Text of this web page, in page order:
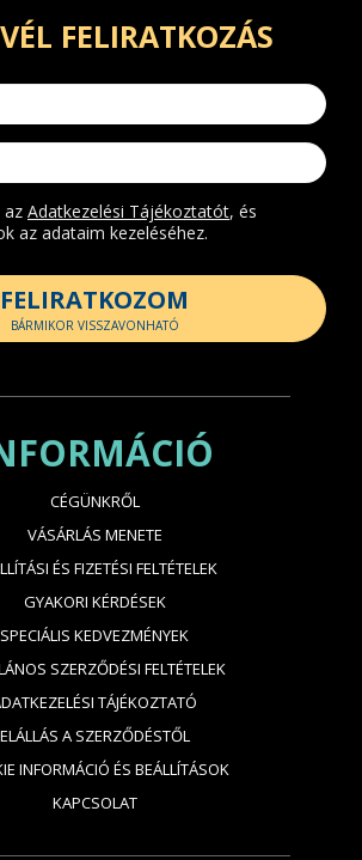
FELIRATKOZÁS
az Adatkezelési Tájékoztatót, és
az adataim kezeléséhez.
FELIRATKOZOM
BÁRMIKOR VISSZAVONHATÓ
CÉGÜNKRŐL
VÁSÁRLÁS MENETE
ÉS FIZETÉSI FELTÉTELEK
GYAKORI KÉRDÉSEK
SPECIÁLIS KEDVEZMÉNYEK
SZERZŐDÉSI FELTÉTELEK
TÁJÉKOZTATÓ
ELÁLLÁS A SZERZŐDÉSTŐL
INFORMÁCIÓ ÉS BEÁLLÍTÁSOK
KAPCSOLAT